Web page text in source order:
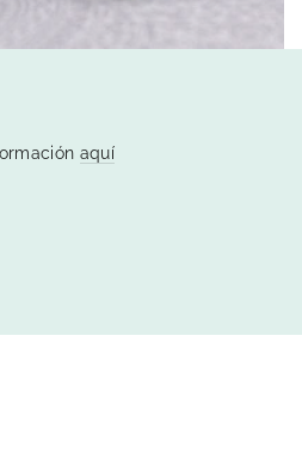
aquí